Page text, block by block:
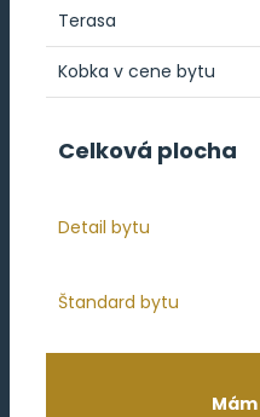
Terasa
Kobka v cene bytu
Celková plocha
Detail bytu
Štandard bytu